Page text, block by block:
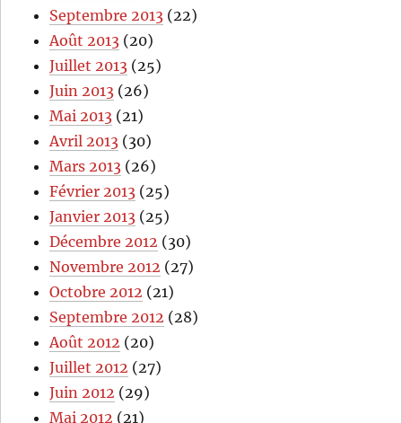
Septembre 2013 (22)
Août 2013 (20)
Juillet 2013 (25)
Juin 2013 (26)
Mai 2013 (21)
Avril 2013 (30)
Mars 2013 (26)
Février 2013 (25)
Janvier 2013 (25)
Décembre 2012 (30)
Novembre 2012 (27)
Octobre 2012 (21)
Septembre 2012 (28)
Août 2012 (20)
Juillet 2012 (27)
Juin 2012 (29)
Mai 2012 (21)